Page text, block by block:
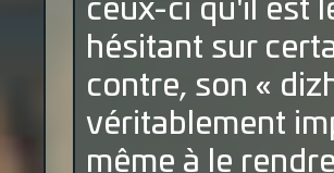
ceux-ci qu'il est
hésitant sur
contre, son «
véritablement
même à le